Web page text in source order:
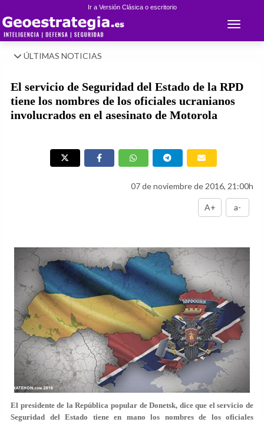
Ir a Versión Clásica o escritorio
Toggle
ÚLTIMAS NOTICIAS
El servicio de Seguridad del Estado de la RPD
tiene los nombres de los oficiales ucranianos
involucrados en el asesinato de Motorola
07 de noviembre de 2016, 21:00h
A+ a-
El presidente de la República popular de Donetsk, dice que el servicio de
Seguridad del Estado tiene en mano los nombres de los oficiales